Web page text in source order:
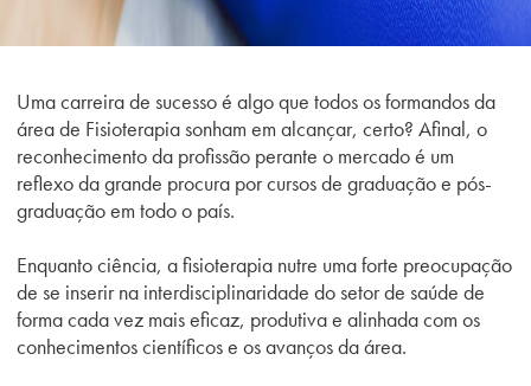
Uma carreira de sucesso é algo que todos os formandos da
área de Fisioterapia sonham em alcançar, certo? Afinal, o
reconhecimento da profissão perante o mercado é um
reflexo da grande procura por cursos de graduação e pós-
graduação em todo o país.
Enquanto ciência, a fisioterapia nutre uma forte preocupação
de se inserir na interdisciplinaridade do setor de saúde de
forma cada vez mais eficaz, produtiva e alinhada com os
conhecimentos científicos e os avanços da área.